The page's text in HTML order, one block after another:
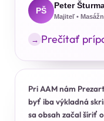
PŠ
Peter
Majiteľ •
→ Prečítať
Pri AAM nám
byť iba výkladná
sa obsah začal šíriť